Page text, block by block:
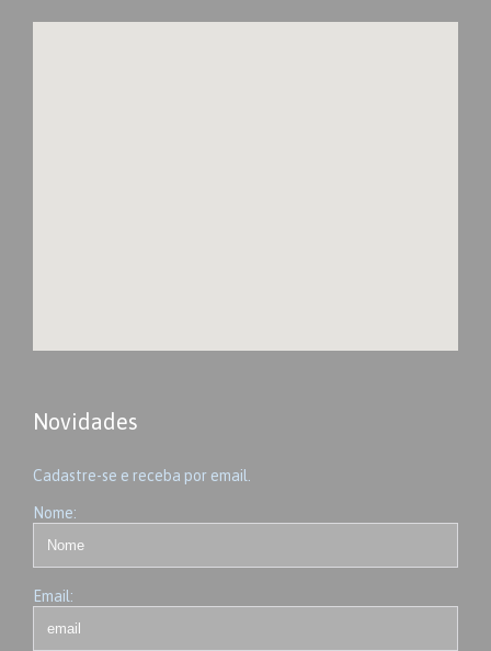
Novidades
Cadastre-se e receba por email.
Nome:
Email: